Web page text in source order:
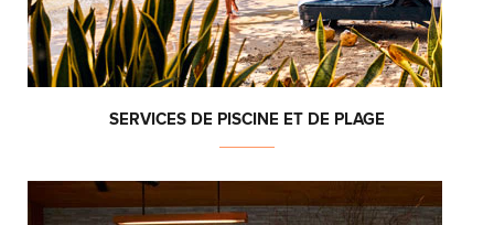
SERVICES DE PISCINE ET DE PLAGE